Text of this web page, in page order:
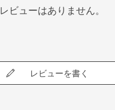
レビューはありません。
レビューを書く